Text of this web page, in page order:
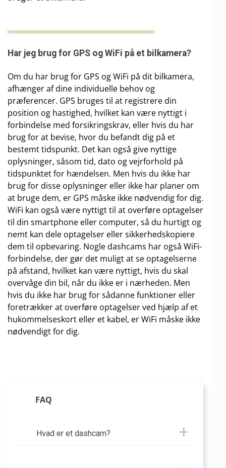
Har jeg brug for GPS og WiFi på et bilkamera?
Om du har brug for GPS og WiFi på dit bilkamera,
afhænger af dine individuelle behov og
præferencer. GPS bruges til at registrere din
position og hastighed, hvilket kan være nyttigt i
forbindelse med forsikringskrav, eller hvis du har
brug for at bevise, hvor du befandt dig på et
bestemt tidspunkt. Det kan også give nyttige
oplysninger, såsom tid, dato og vejrforhold på
tidspunktet for hændelsen. Men hvis du ikke har
brug for disse oplysninger eller ikke har planer om
at bruge dem, er GPS måske ikke nødvendig for dig.
WiFi kan også være nyttigt til at overføre optagelser
til din smartphone eller computer, så du hurtigt og
nemt kan dele optagelser eller sikkerhedskopiere
dem til opbevaring. Nogle dashcams har også WiFi-
forbindelse, der gør det muligt at se optagelserne
på afstand, hvilket kan være nyttigt, hvis du skal
overvåge din bil, når du ikke er i nærheden. Men
hvis du ikke har brug for sådanne funktioner eller
foretrækker at overføre optagelser ved hjælp af et
hukommelseskort eller et kabel, er WiFi måske ikke
nødvendigt for dig.
FAQ
Hvad er et dashcam?